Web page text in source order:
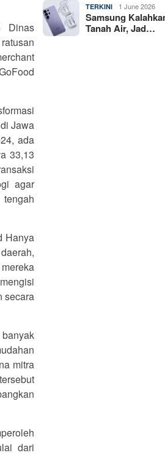
Dinas
Jawa
ada
33,13
agar
Hanya
secara
mitra
dari
TERKINI 1 June 2026
Samsung
Tanah Air, Jad…